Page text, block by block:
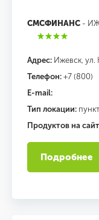
СМСФИНАНС -
Адрес: Ижевск, ул.
Телефон: +7 (800)
E-mail:
Тип локации:
Продуктов на
Подробнее